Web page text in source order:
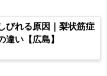
びれる原因｜梨状筋症
違い【広島】